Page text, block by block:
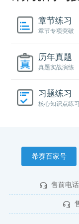
章节练习
章节专项突破
历年真题
真题实战演练
习题练习
核心知识点练习
希赛百家号
售前电话